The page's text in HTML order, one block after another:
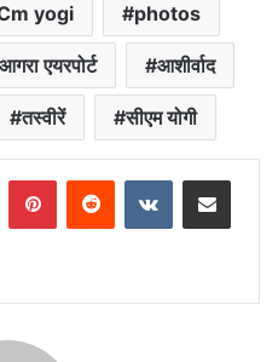
r
e
yogi photos
एयरपोर्ट आशीर्वाद
तस्वीरें सीएम योगी
PinterestReddit VKontakteShare via Email